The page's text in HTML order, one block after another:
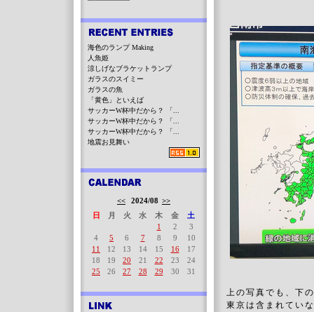
上の写真でも、下
東京は含まれてい
海色のランプ Making
人魚姫
涼しげなブラケットランプ
ガラスのスイミー
ガラスの魚
「黄色」といえば
サッカーW杯中だから？ 「...
サッカーW杯中だから？ 「...
サッカーW杯中だから？ 「...
地震お見舞い
<< 2024/08 >>
日
月 火 水 木 金
土
1
2
3
4
5 6 7 8 9
10
11
12 13 14 15 16
17
18
19 20 21 22 23
24
25
26 27 28 29 30 31